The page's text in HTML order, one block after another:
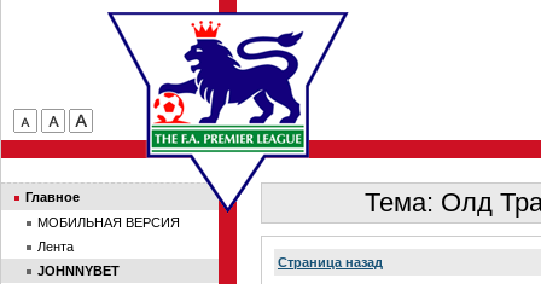
Тема: Олд
Страница назад
Главное
МОБИЛЬНАЯ ВЕРСИЯ
Лента
JOHNNYBET